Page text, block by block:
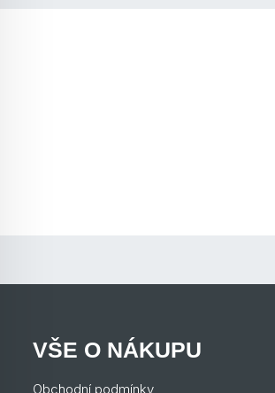
VŠE O NÁKUPU
Obchodní podmínky